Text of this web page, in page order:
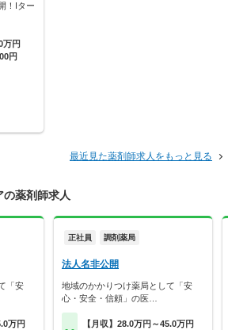
！Iター
万円
円
最近見た薬剤師求人をもっと見る
薬剤師求人
「安
万円
正社員 調剤薬局
法人名非公開
地域のかかりつけ薬局として「安
心・安全・信頼」の医…
【月収】28.0万円～45.0万円